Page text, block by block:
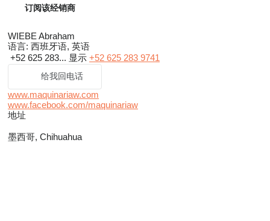
订阅该经销商
WIEBE Abraham
语言: 西班牙语, 英语
+52 625 283... 显示 +52 625 283 9741
给我回电话
www.maquinariaw.com
www.facebook.com/maquinariaw
地址
墨西哥, Chihuahua